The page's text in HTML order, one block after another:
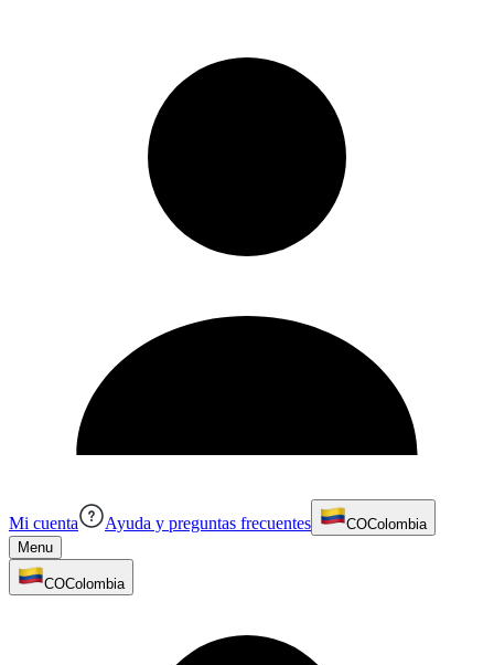
Mi cuenta Ayuda y preguntas frecuentes COColombia
Menu
COColombia